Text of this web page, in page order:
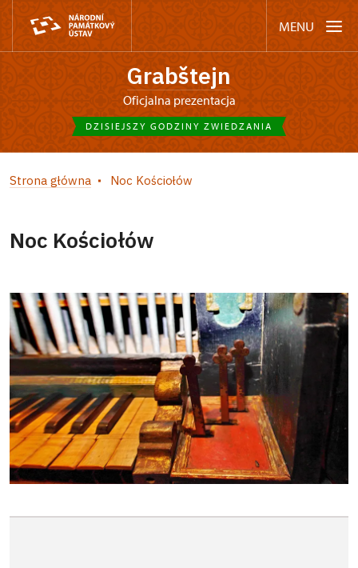
MENU
Grabštejn
Oficjalna prezentacja
DZISIEJSZY GODZINY ZWIEDZANIA
Strona główna Noc Kościołów
Noc Kościołów